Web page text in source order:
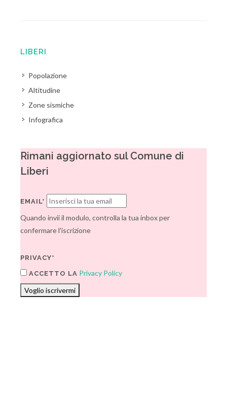
LIBERI
Popolazione
Altitudine
Zone sismiche
Infografica
Rimani aggiornato sul Comune di
Liberi
EMAIL*
Quando invii il modulo, controlla la tua inbox per
confermare l'iscrizione
PRIVACY*
ACCETTO LA Privacy Policy
Voglio iscrivermi